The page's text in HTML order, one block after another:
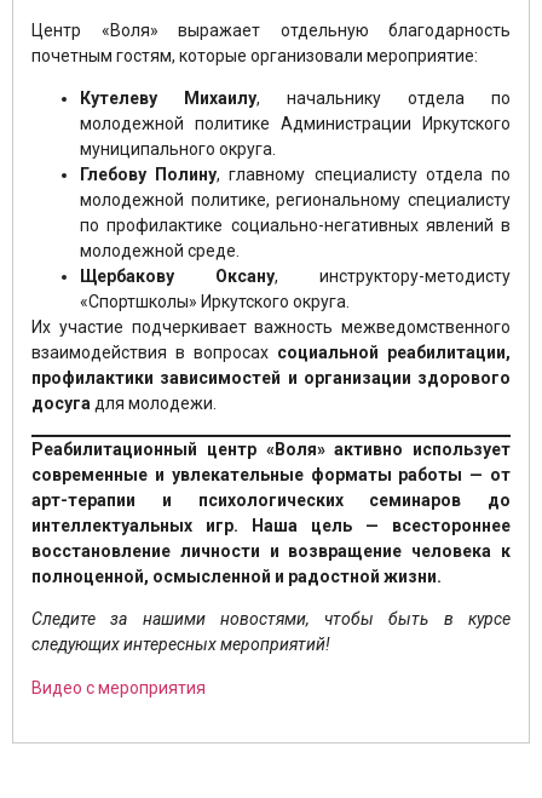
Центр «Воля» выражает отдельную благодарность
почетным гостям, которые организовали мероприятие:
Кутелеву Михаилу, начальнику отдела по
молодежной политике Администрации Иркутского
муниципального округа.
Глебову Полину, главному специалисту отдела по
молодежной политике, региональному специалисту
по профилактике социально-негативных явлений в
молодежной среде.
Щербакову Оксану, инструктору-методисту
«Спортшколы» Иркутского округа.
Их участие подчеркивает важность межведомственного
взаимодействия в вопросах социальной реабилитации,
профилактики зависимостей и организации здорового
досугадля молодежи.
Реабилитационный центр «Воля» активно использует
современные и увлекательные форматы работы — от
арт-терапии и психологических семинаров до
интеллектуальных игр. Наша цель — всестороннее
восстановление личности и возвращение человека к
полноценной, осмысленной и радостной жизни.
Следите за нашими новостями, чтобы быть в курсе
следующих интересных мероприятий!
Видео с мероприятия